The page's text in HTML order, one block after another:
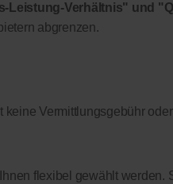
Leistung-Verhältnis" und
abgrenzen.
Vermittlungsgebühr
flexibel gewählt werden.